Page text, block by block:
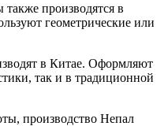
производятся в
геометрические или
в Китае. Оформляют
так и в традиционной
производство Непал